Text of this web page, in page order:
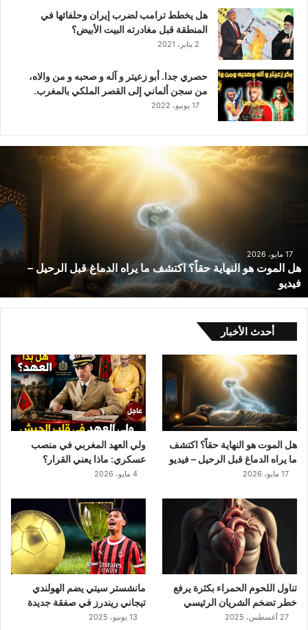
هل يخطط ترامب لضرب إيران وحلفائها في
المنطقة قبل مغادرته البيت الأبيض؟
2 يناير، 2021
حصري جدا. أبو زعيتر و آله و صحبه و من والاه،
من سجن ألماني إلى القصر الملكي بالمغرب.
17 يونيو، 2022
ل
ن
17 مايو، 2026
هل الموت هو النهاية حقاً؟ اكتشف ما يراه الدماغ قبل الرحيل –
فيديو
أحدث الأخبار
هل الموت هو النهاية حقاً؟ اكتشف
ما يراه الدماغ قبل الرحيل – فيديو
17 مايو، 2026
ولي العهد المغربي في منصب
عسكري: ماذا يعني القرار؟
4 مايو، 2026
تناول اللحوم الحمراء بكثرة يرفع
خطر تضخم الشريان الرئيسي
27 أغسطس، 2025
مانشستر سيتي يضم الهولندي
تيجاني ريندرز في صفقة جديدة
13 يونيو، 2025